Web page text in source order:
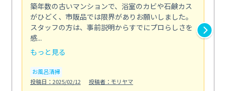
築年数の古いマンションで、浴室のカビや石鹸カス
がひどく、市販品では限界がありお願いしました。
スタッフの方は、事前説明からすでにプロらしさを
感...
もっと見る
お風呂清掃
投稿日：2025/02/12
投稿者：モリヤマ